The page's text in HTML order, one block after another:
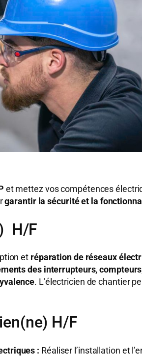
et mettez vos compétences
garantir la sécurité et la
H/F
et réparation de réseaux
des interrupteurs,
. L’électricien de chantier
H/F
: Réaliser l’installation et